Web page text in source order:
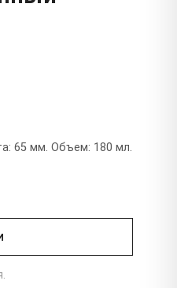
65 мм. Объем: 180 мл.